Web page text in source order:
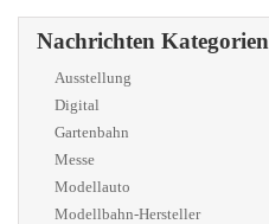
Nachrichten Kategorien
Ausstellung
Digital
Gartenbahn
Messe
Modellauto
Modellbahn-Hersteller